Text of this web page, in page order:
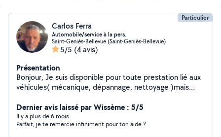
Particulier
Carlos Ferra
Automobile/service à la pers.
Saint-Geniès-Bellevue (Saint-Geniès-Bellevue)
5/5 (4 avis)
Présentation
Bonjour, Je suis disponible pour toute prestation lié aux
véhicules( mécanique, dépannage, nettoyage )mais
industriel ou bien personnel. Je peu effectuer aussi le
transport de meuble ou autre via utilitaire J'ai aussi à
disposition du matériel à la location tél que : karcher,
Dernier avis laissé par Wissème : 5/5
Il y a plus de 6 mois
Parfait, je te remercie infiniment pour ton aide ?